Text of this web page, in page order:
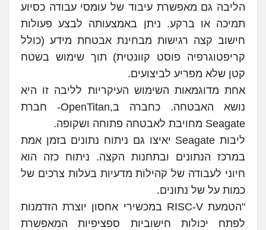
הליבה גם מאפשרת עיבוד של עומסי עבודה כסיוע
תמיכה או ברקע. ניתן באמצעותה לבצע פעולות
חישוב קצה רגישות מבחינת אבטחת מידע (כולל
קריפטוגרפיה פוסט קוונטית) תוך שימוש בשטח
קטן שלא מפריע לביצועים.
אחת מדוגמאות השימוש העיקריות לליבה זו היא
נושא האבטחה. כחברה ב,OpenTitan- חברת
Seagate מחויבת לאבטחה פתוחה ושקופה.
ליבות Seagate יאיצו גם ניתוח נתונים בזמן אמת
במרכז הנתונים ובתחנות הקצה. ניתוח כזה הוא
חיוני לעבודה של קהילות מדעיות בעלות צרכים של
כמות על של נתונים.
"הטמעת RISC-V במכשירי אחסון יוצרת הזדמנות
לפתח יכולות חישוביות ספציפיות המאפשרת